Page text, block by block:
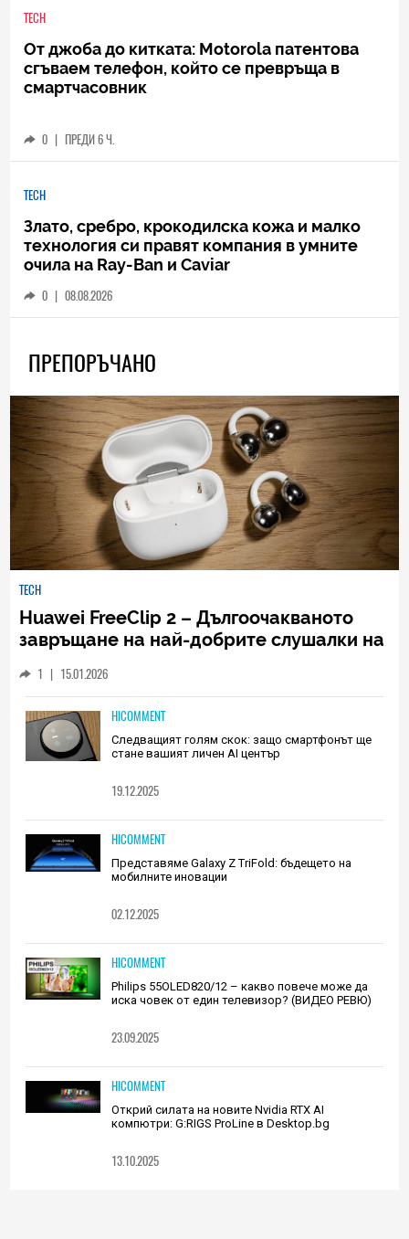
TECH
От джоба до китката: Motorola патентова
сгъваем телефон, който се превръща в
смартчасовник
0 | ПРЕДИ 6 Ч.
TECH
Злато, сребро, крокодилска кожа и малко
технология си правят компания в умните
очила на Ray-Ban и Caviar
0 | 08.08.2026
ПРЕПОРЪЧАНО
TECH
Huawei FreeClip 2 – Дългоочакваното
завръщане на най-добрите слушалки на
1 | 15.01.2026
HICOMMENT
Следващият голям скок: защо смартфонът ще
стане вашият личен AI център
19.12.2025
HICOMMENT
Представяме Galaxy Z TriFold: бъдещето на
мобилните иновации
02.12.2025
HICOMMENT
Philips 55OLED820/12 – какво повече може да
иска човек от един телевизор? (ВИДЕО РЕВЮ)
23.09.2025
HICOMMENT
Открий силата на новите Nvidia RTX AI
компютри: G:RIGS ProLine в Desktop.bg
13.10.2025